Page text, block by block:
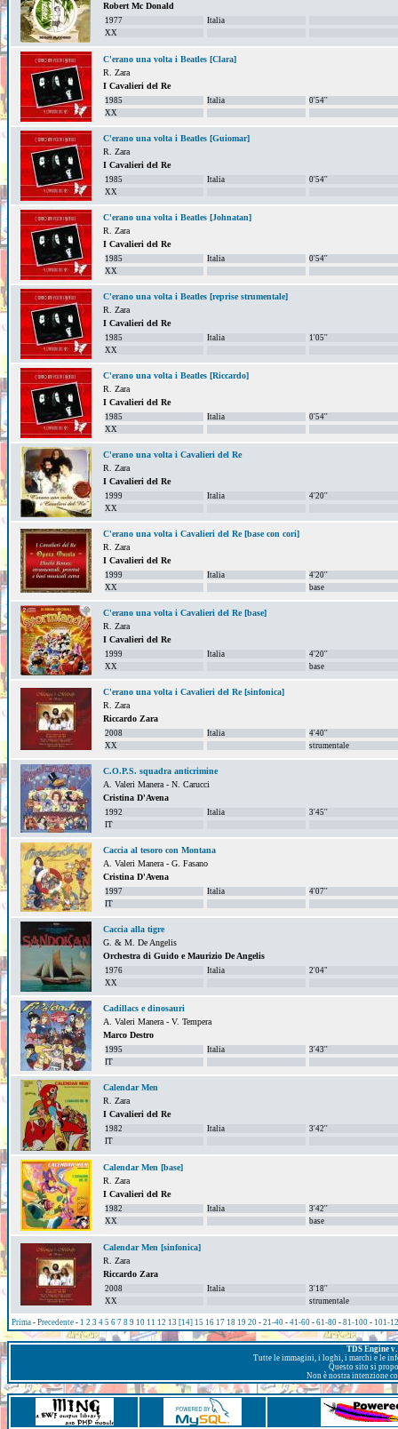
Robert Mc Donald
1977
Italia
XX
C'erano una volta i Beatles [Clara]
R. Zara
I Cavalieri del Re
1985 Italia
0'54''
XX
C'erano una volta i Beatles [Guiomar]
R. Zara
I Cavalieri del Re
1985 Italia
0'54''
XX
C'erano una volta i Beatles [Johnatan]
R. Zara
I Cavalieri del Re
1985 Italia
0'54''
XX
C'erano una volta i Beatles [reprise strumentale]
R. Zara
I Cavalieri del Re
1985 Italia
1'05''
XX
C'erano una volta i Beatles [Riccardo]
R. Zara
I Cavalieri del Re
1985 Italia
0'54''
XX
C'erano una volta i Cavalieri del Re
R. Zara
I Cavalieri del Re
1999 Italia
4'20''
XX
C'erano una volta i Cavalieri del Re [base con cori]
R. Zara
I Cavalieri del Re
1999 Italia
4'20''
XX
base
C'erano una volta i Cavalieri del Re [base]
R. Zara
I Cavalieri del Re
1999 Italia
4'20''
XX
base
C'erano una volta i Cavalieri del Re [sinfonica]
R. Zara
Riccardo Zara
2008 Italia
4'40''
XX
strumentale
C.O.P.S. squadra anticrimine
A. Valeri Manera - N. Carucci
Cristina D'Avena
1992 Italia
3'45''
IT
Caccia al tesoro con Montana
A. Valeri Manera - G. Fasano
Cristina D'Avena
1997 Italia
4'07''
IT
Caccia alla tigre
G. & M. De Angelis
Orchestra di Guido e Maurizio De Angelis
1976 Italia
2'04"
XX
Cadillacs e dinosauri
A. Valeri Manera - V. Tempera
Marco Destro
1995 Italia
3'43''
IT
Calendar Men
R. Zara
I Cavalieri del Re
1982 Italia
3'42''
IT
Calendar Men [base]
R. Zara
I Cavalieri del Re
1982 Italia
3'42''
XX
base
Calendar Men [sinfonica]
R. Zara
Riccardo Zara
2008 Italia
3'18''
XX
strumentale
Prima - Precedente - 1 2 3 4 5 6 7 8 9 10 11 12 13 [14] 15 16 17 18 19 20 - 21-40 - 41-60 - 61-80 - 81-100 - 101-
TDS Engine
Tutte le immagini, i loghi, i marchi e le
Questo sito si
Non è nostra intenzione